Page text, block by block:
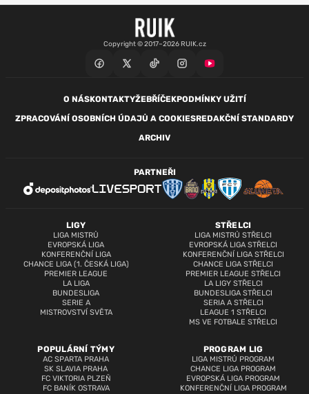
Copyright © 2017–2026 RUIK.cz
O NÁSKONTAKTYŽEBŘÍČEKPODMÍNKY UŽITÍ
ZPRACOVÁNÍ OSOBNÍCH ÚDAJŮ A COOKIESREDAKČNÍ STANDARDY
ARCHIV
LIGY
LIGA MISTRŮ
EVROPSKÁ LIGA
KONFERENČNÍ LIGA
CHANCE LIGA (1. ČESKÁ LIGA)
PREMIER LEAGUE
LA LIGA
BUNDESLIGA
SERIE A
MISTROVSTVÍ SVĚTA
STŘELCI
LIGA MISTRŮ STŘELCI
EVROPSKÁ LIGA STŘELCI
KONFERENČNÍ LIGA STŘELCI
CHANCE LIGA STŘELCI
PREMIER LEAGUE STŘELCI
LA LIGY STŘELCI
BUNDESLIGA STŘELCI
SERIA A STŘELCI
LEAGUE 1 STŘELCI
MS VE FOTBALE STŘELCI
POPULÁRNÍ TÝMY
AC SPARTA PRAHA
SK SLAVIA PRAHA
FC VIKTORIA PLZEŇ
FC BANÍK OSTRAVA
PROGRAM LIG
LIGA MISTRŮ PROGRAM
CHANCE LIGA PROGRAM
EVROPSKÁ LIGA PROGRAM
KONFERENČNÍ LIGA PROGRAM
PARTNEŘI